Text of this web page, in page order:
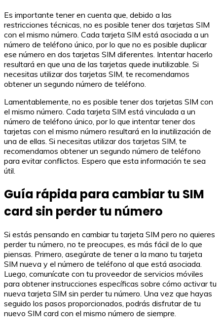
Es importante tener en cuenta que, debido a las
restricciones técnicas, no es posible tener dos tarjetas SIM
con el mismo número. Cada tarjeta SIM está asociada a un
número de teléfono único, por lo que no es posible duplicar
ese número en dos tarjetas SIM diferentes. Intentar hacerlo
resultará en que una de las tarjetas quede inutilizable. Si
necesitas utilizar dos tarjetas SIM, te recomendamos
obtener un segundo número de teléfono.
Lamentablemente, no es posible tener dos tarjetas SIM con
el mismo número. Cada tarjeta SIM está vinculada a un
número de teléfono único, por lo que intentar tener dos
tarjetas con el mismo número resultará en la inutilización de
una de ellas. Si necesitas utilizar dos tarjetas SIM, te
recomendamos obtener un segundo número de teléfono
para evitar conflictos. Espero que esta información te sea
útil.
Guía rápida para cambiar tu SIM
card sin perder tu número
Si estás pensando en cambiar tu tarjeta SIM pero no quieres
perder tu número, no te preocupes, es más fácil de lo que
piensas. Primero, asegúrate de tener a la mano tu tarjeta
SIM nueva y el número de teléfono al que está asociada.
Luego, comunícate con tu proveedor de servicios móviles
para obtener instrucciones específicas sobre cómo activar tu
nueva tarjeta SIM sin perder tu número. Una vez que hayas
seguido los pasos proporcionados, podrás disfrutar de tu
nuevo SIM card con el mismo número de siempre.